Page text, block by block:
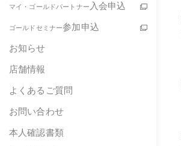
マイ・ゴールドパートナー 入会申込
ゴールドセミナー参加申込
お知らせ
店舗情報
よくあるご質問
お問い合わせ
本人確認書類